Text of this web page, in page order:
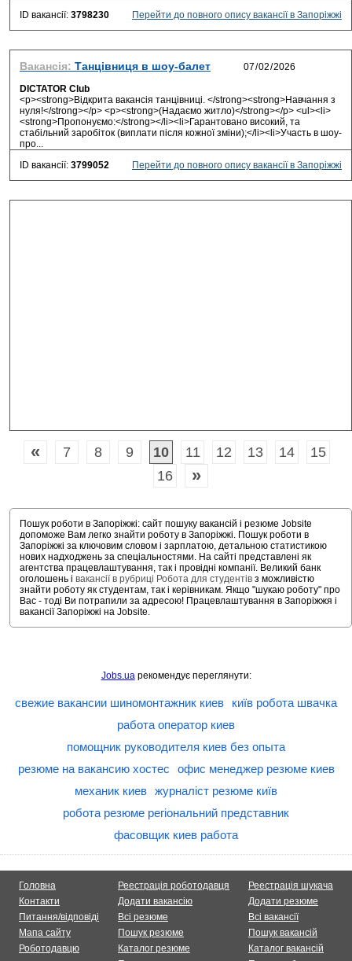
ID вакансії: 3798230 Перейти до повного опису вакансії в Запоріжжі
Вакансія: Танцівниця в шоу-балет
DICTATOR Club
<p><strong>Відкрита вакансія танцівниці. </strong><strong>Навчання з
нуля!</strong></p> <p><strong>(Надаємо житло)</strong></p> <ul><li>
<strong>Пропонуємо:</strong></li><li>Гарантовано високий, та
стабільний заробіток (виплати після кожної зміни);</li><li>Участь в шоу-
про...
ID вакансії: 3799052 Перейти до повного опису вакансії в Запоріжжі
« 7 8 9 10 11 12 13 14
15
16
»
Пошук роботи в Запоріжжі: сайт пошуку вакансій і резюме Jobsite
допоможе Вам легко знайти роботу в Запоріжжі. Пошук роботи в
Запоріжжі за ключовим словом і зарплатою, детальною статистикою
нових надходжень за спеціальностями. На сайті представлені як
агентства працевлаштування, так і провідні компанії. Великий банк
оголошень і вакансії в рубриці Робота для студентів з можливістю
знайти роботу як студентам, так і керівникам. Якщо "шукаю роботу" про
Вас - тоді Ви потрапили за адресою! Працевлаштування в Запоріжжя і
вакансії Запоріжжі на Jobsite.
Jobs.uaрекомендує переглянути:
свежие вакансии шиномонтажник киев
київ робота швачка
работа оператор киев
помощник руководителя киев без опыта
резюме на вакансию хостес
офис менеджер резюме киев
механик киев журналіст резюме київ
робота резюме регіональний представник
фасовщик киев работа
Головна
Контакти
Питання/відповіді
Мапа сайту
Роботодавцю
Реестрація роботодавця
Додати вакансію
Всі резюме
Пошук резюме
Каталог резюме
Реестрація шукача
Додати резюме
Всі вакансії
Пошук вакансій
Каталог вакансій